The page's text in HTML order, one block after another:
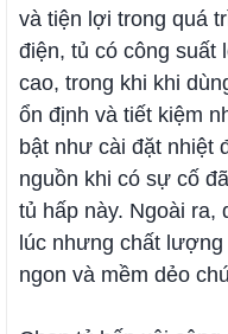
và tiện lợi trong quá
điện, tủ có công suất
cao, trong khi khi
ổn định và tiết kiệm
bật như cài đặt nhiệt
nguồn khi có sự cố
tủ hấp này. Ngoài ra,
lúc nhưng chất
ngon và mềm dẻo